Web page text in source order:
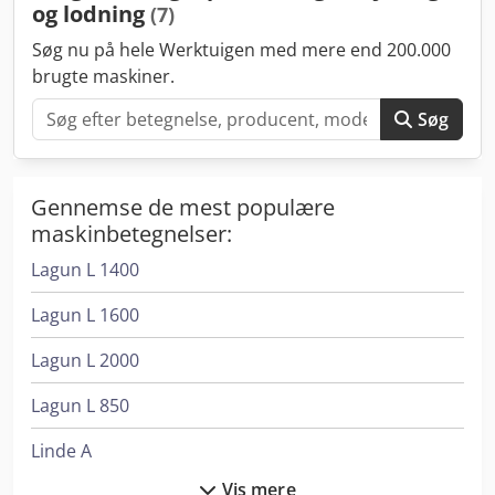
TIG-brænder CITORCH T 10W EB C5B, 5 m, vandkølet -
Trykregulator til Argon / CO2
og lodning (7)
Søg nu på hele Werktuigen med mere end 200.000
brugte maskiner.
Søg
Gennemse de mest populære
maskinbetegnelser:
Lagun L 1400
Lagun L 1600
Lagun L 2000
Lagun L 850
Linde A
Vis mere